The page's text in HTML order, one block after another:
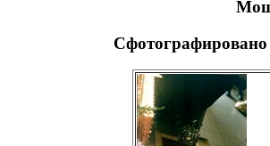
Сфотографировано